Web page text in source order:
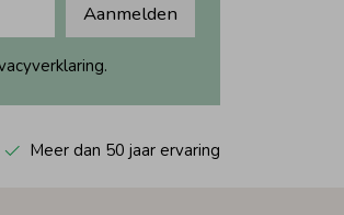
Aanmelden
Meer dan 50 jaar ervaring